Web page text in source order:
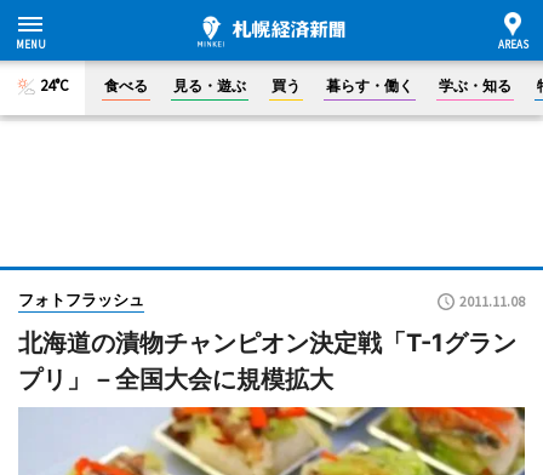
24°C 食べる 見る・遊ぶ 買う 暮らす・働く 学ぶ・知る
フォトフラッシュ 2011.11.08
北海道の漬物チャンピオン決定戦「T-1グラン
プリ」－全国大会に規模拡大